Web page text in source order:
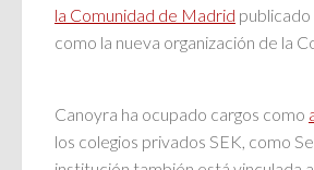
la Comunidad de Madrid
como la nueva organización de la
Canoyra ha ocupado cargos como
los colegios privados SEK, como